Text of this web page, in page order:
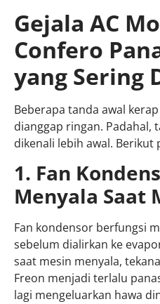
Gejala AC
Confero
yang Sering
Beberapa tanda awal
dianggap ringan. Padahal,
dikenali lebih awal. Berikut
1. Fan
Menyala Saat
Fan kondensor berfungsi
sebelum dialirkan ke
saat mesin menyala,
Freon menjadi terlalu
lagi mengeluarkan hawa